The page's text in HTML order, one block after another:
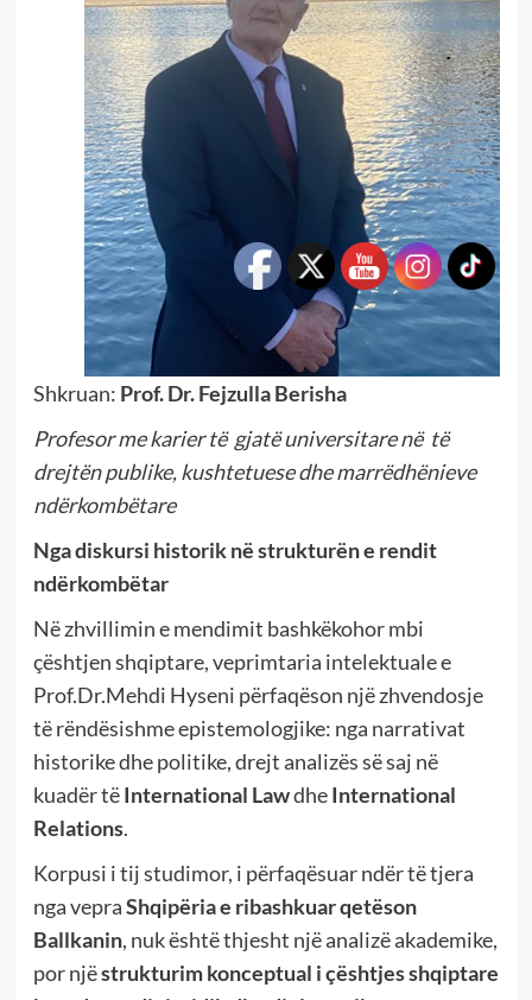
Shkruan: Prof. Dr. Fejzulla Berisha
Profesor me karier të gjatë universitare në të
drejtën publike, kushtetuese dhe marrëdhënieve
ndërkombëtare
Nga diskursi historik në strukturën e rendit
ndërkombëtar
Në zhvillimin e mendimit bashkëkohor mbi
çështjen shqiptare, veprimtaria intelektuale e
Prof.Dr.Mehdi Hyseni përfaqëson një zhvendosje
të rëndësishme epistemologjike: nga narrativat
historike dhe politike, drejt analizës së saj në
kuadër tëInternational LawdheInternational
Relations.
Korpusi i tij studimor, i përfaqësuar ndër të tjera
nga vepraShqipëria e ribashkuar qetëson
Ballkanin, nuk është thjesht një analizë akademike,
por njëstrukturim konceptual i çështjes shqiptare